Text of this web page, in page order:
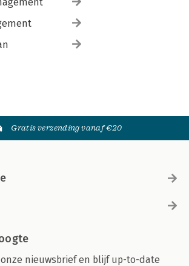
Gratis verzending vanaf €20
nieuwsbrief en blijf up-to-date